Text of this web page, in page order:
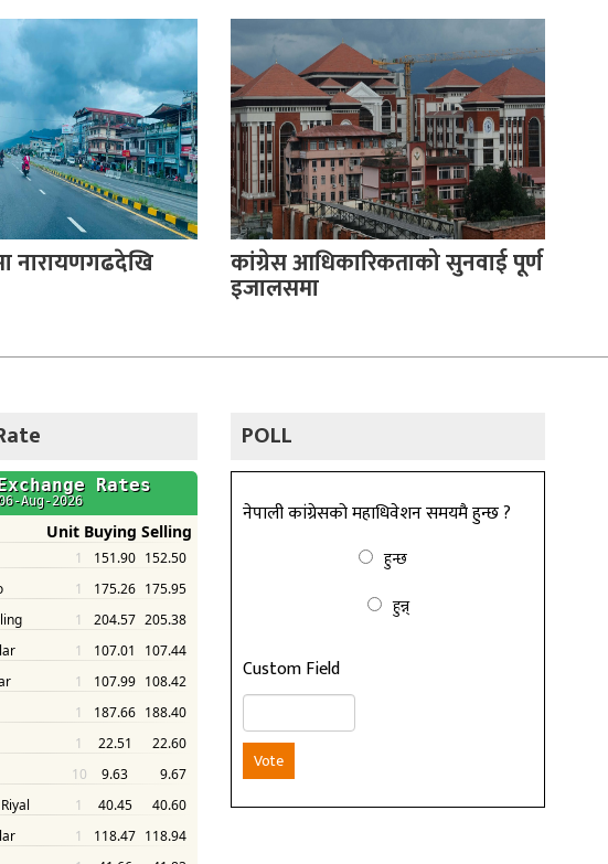
नारायणगढदेखि कांग्रेस आधिकारिकताको सुनवाई पूर्ण
इजालसमा
POLL
नेपाली कांग्रेसको महाधिवेशन समयमै हुन्छ ?
हुन्छ
हुन्न्
Custom Field
Vote